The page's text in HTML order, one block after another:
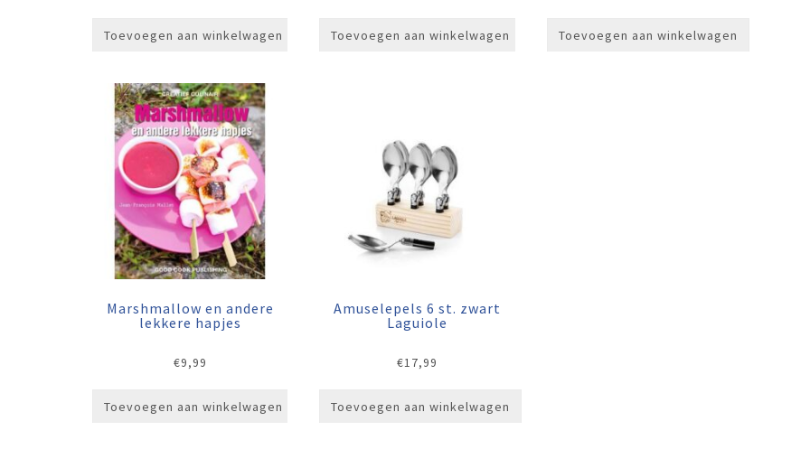
Toevoegen aan winkelwagen Toevoegen aan winkelwagen Toevoegen aan winkelwagen
Marshmallow en andere
lekkere hapjes
€9,99
Toevoegen aan winkelwagen
Amuselepels 6 st. zwart
Laguiole
€17,99
Toevoegen aan winkelwagen